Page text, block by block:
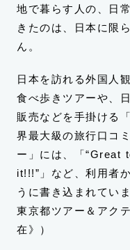
地で暮らす人の、日
きたのは、日本に限
ん。
日本を訪れる外国人
食べ歩きツアーや、
販売などを手掛ける「
界最大級の旅行口コ
ー」には、「“Great
it!!!”」など、利用者
うに書き込まれてい
東京都ツアー＆アク
在》）